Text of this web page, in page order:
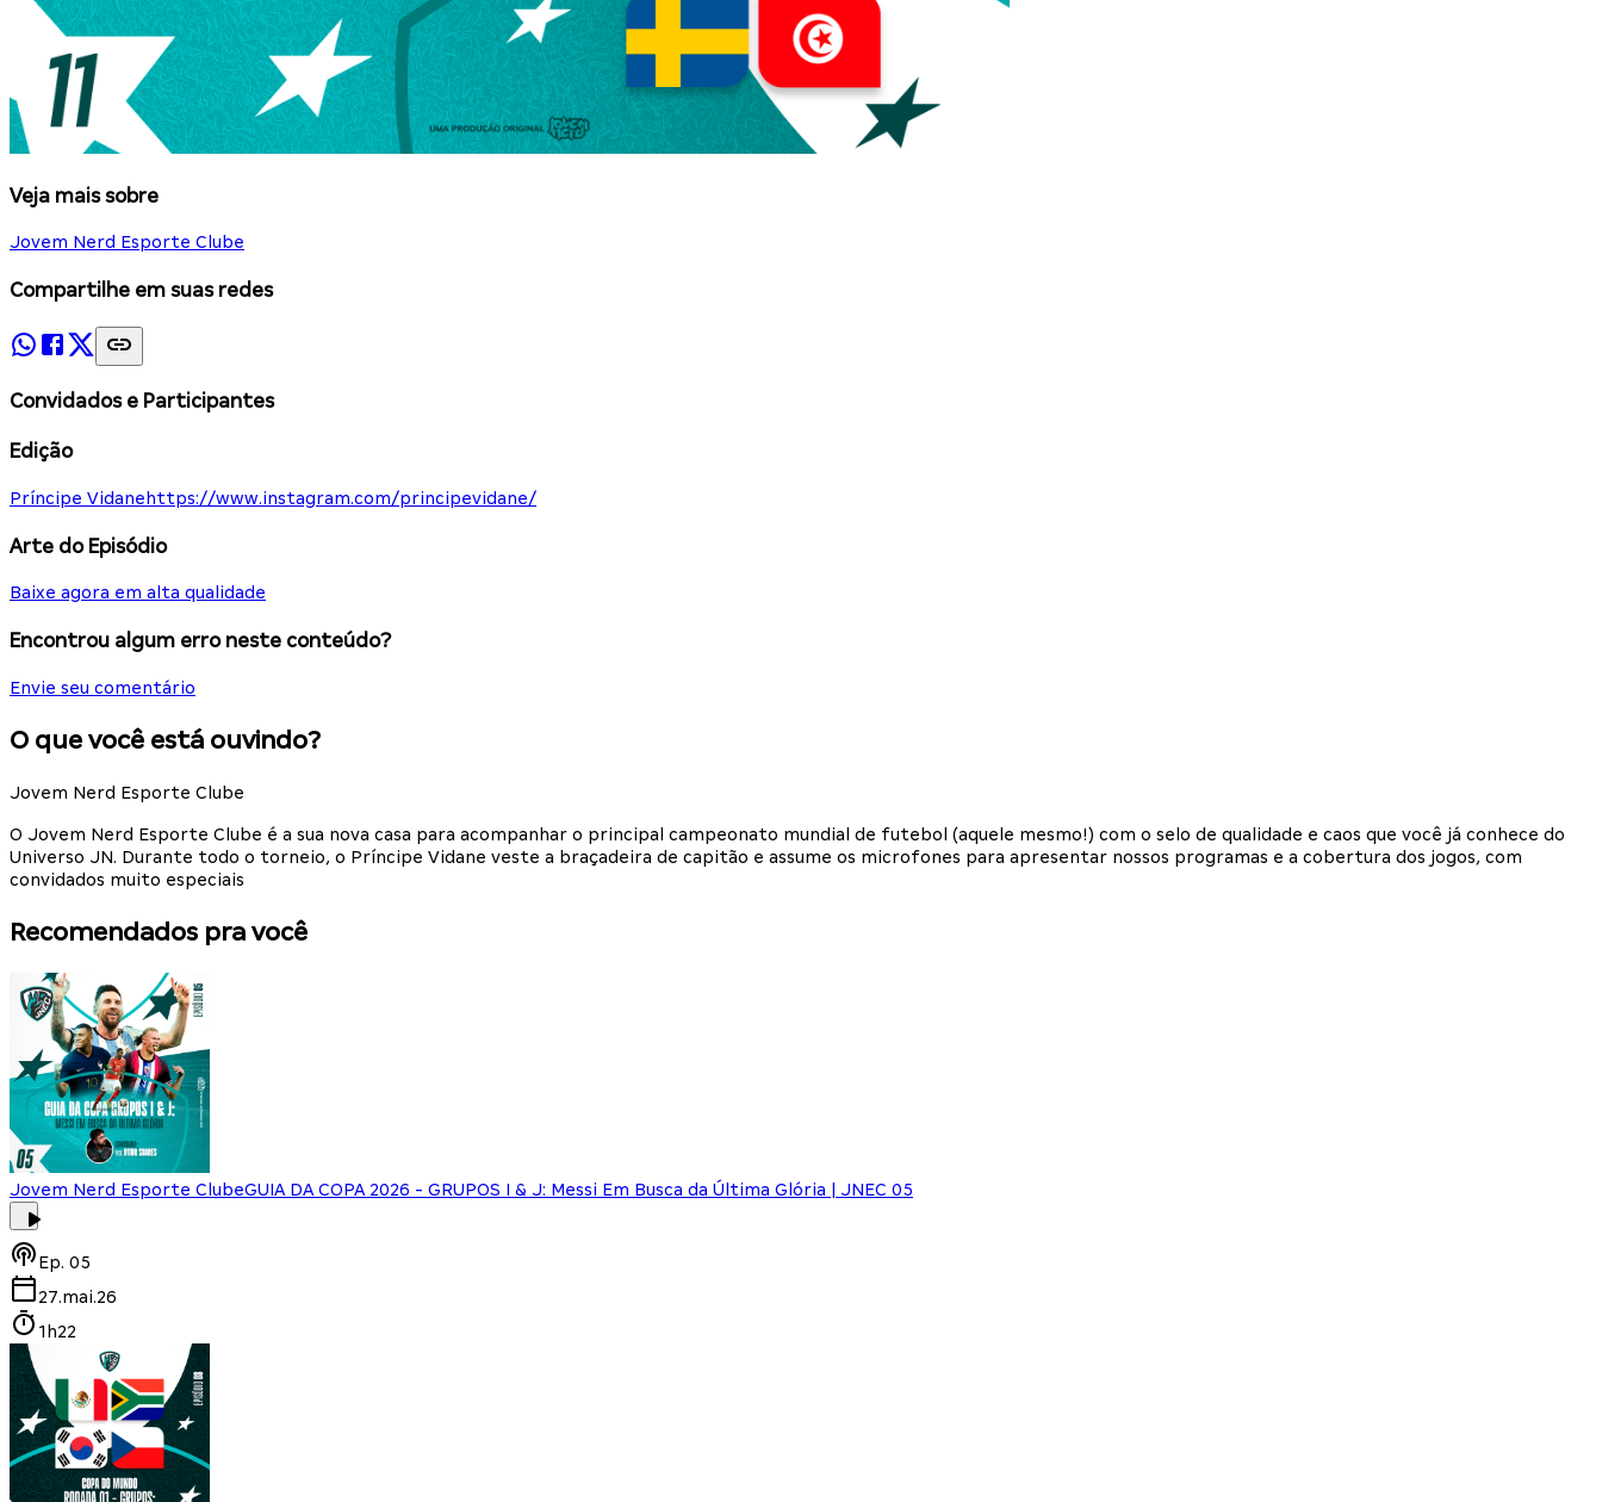
Veja mais sobre
Jovem Nerd Esporte Clube
Compartilhe em suas redes
Convidados e Participantes
Edição
Príncipe Vidane https://www.instagram.com/principevidane/
Arte do Episódio
Baixe agora em alta qualidade
Encontrou algum erro neste conteúdo?
Envie seu comentário
O que você está ouvindo?
Jovem Nerd Esporte Clube
O Jovem Nerd Esporte Clube é a sua nova casa para acompanhar o principal campeonato mundial de futebol (aquele mesmo!) com o selo de qualidade e caos que você já conhece do
Universo JN. Durante todo o torneio, o Príncipe Vidane veste a braçadeira de capitão e assume os microfones para apresentar nossos programas e a cobertura dos jogos, com
convidados muito especiais
Recomendados pra você
Jovem Nerd Esporte ClubeGUIA DA COPA 2026 - GRUPOS I & J: Messi Em Busca da Última Glória | JNEC 05
Ep. 05
27.mai.26
1h22